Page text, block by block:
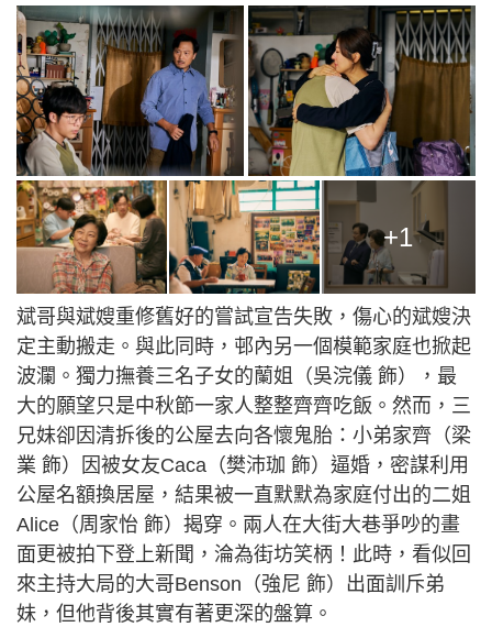
+1
斌哥與斌嫂重修舊好的嘗試宣告失敗，傷心的斌嫂決
定主動搬走。與此同時，邨內另一個模範家庭也掀起
波瀾。獨力撫養三名子女的蘭姐（吳浣儀 飾），最
大的願望只是中秋節一家人整整齊齊吃飯。然而，三
兄妹卻因清拆後的公屋去向各懷鬼胎：小弟家齊（梁
業 飾）因被女友Caca（樊沛珈 飾）逼婚，密謀利用
公屋名額換居屋，結果被一直默默為家庭付出的二姐
Alice（周家怡 飾）揭穿。兩人在大街大巷爭吵的畫
面更被拍下登上新聞，淪為街坊笑柄！此時，看似回
來主持大局的大哥Benson（強尼 飾）出面訓斥弟
妹，但他背後其實有著更深的盤算。